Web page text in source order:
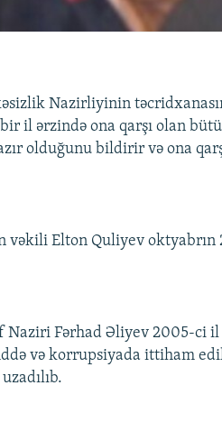
Nazirliyinin
il ərzində ona qarşı olan
olduğunu bildirir və ona
vəkili Elton Quliyev
Naziri Fərhad Əliyev 2005-ci il
və korrupsiyada ittiham